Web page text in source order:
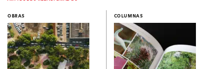
OBRAS COLUMNAS